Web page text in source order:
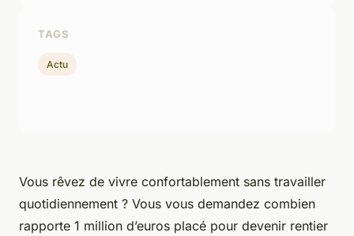
Vous rêvez de vivre confortablement sans travailler
quotidiennement ? Vous vous demandez combien
rapporte 1 million d’euros placé pour devenir rentier
TAGS
Actu